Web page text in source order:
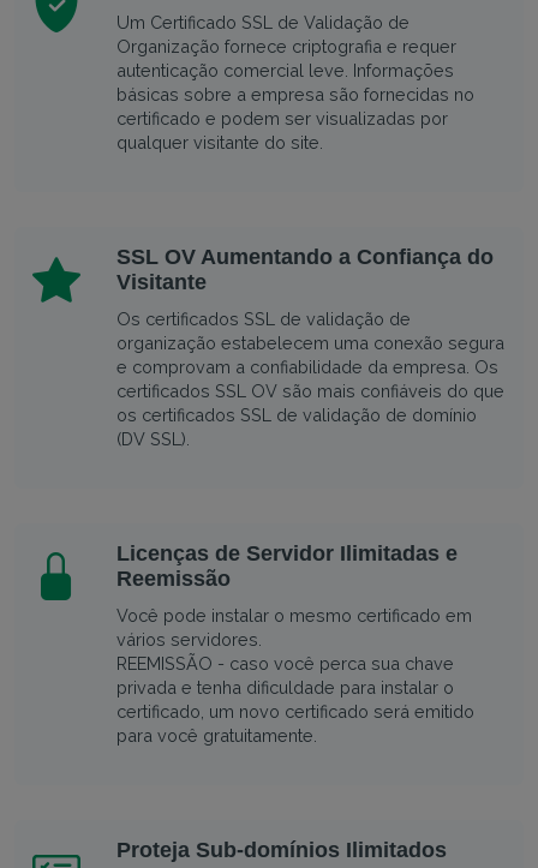
Um Certificado SSL de Validação de
Organização fornece criptografia e requer
autenticação comercial leve. Informações
básicas sobre a empresa são fornecidas no
certificado e podem ser visualizadas por
qualquer visitante do site.
SSL OV Aumentando a Confiança do
Visitante
Os certificados SSL de validação de
organização estabelecem uma conexão segura
e comprovam a confiabilidade da empresa. Os
certificados SSL OV são mais confiáveis do que
os certificados SSL de validação de domínio
(DV SSL).
Licenças de Servidor Ilimitadas e
Reemissão
Você pode instalar o mesmo certificado em
vários servidores.
REEMISSÃO - caso você perca sua chave
privada e tenha dificuldade para instalar o
certificado, um novo certificado será emitido
para você gratuitamente.
Proteja Sub-domínios Ilimitados